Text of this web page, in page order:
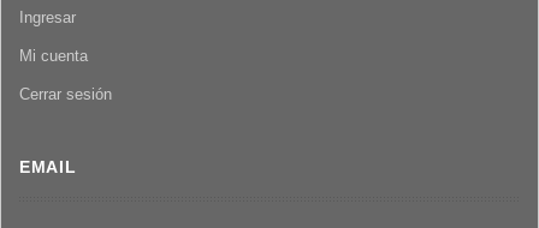
Ingresar
Mi cuenta
Cerrar sesión
EMAIL